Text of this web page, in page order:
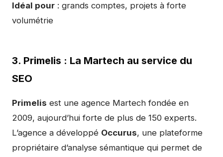
Idéal pour : grands comptes, projets à forte
volumétrie
3. Primelis : La Martech au service du
SEO
Primelis est une agence Martech fondée en
2009, aujourd’hui forte de plus de 150 experts.
L’agence a développé Occurus, une plateforme
propriétaire d’analyse sémantique qui permet de